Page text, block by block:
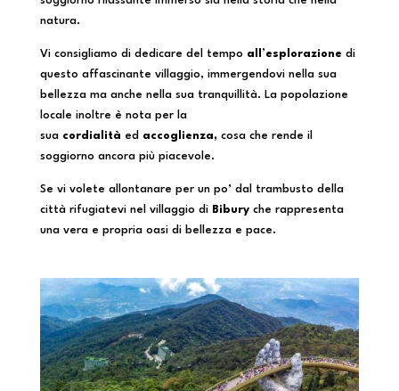
natura.
Vi consigliamo di dedicare del tempo all’esplorazione di
questo affascinante villaggio, immergendovi nella sua
bellezza ma anche nella sua tranquillità. La popolazione
locale inoltre è nota per la
sua cordialità ed accoglienza, cosa che rende il
soggiorno ancora più piacevole.
Se vi volete allontanare per un po’ dal trambusto della
città rifugiatevi nel villaggio di Biburyche rappresenta
una vera e propria oasi di bellezza e pace.